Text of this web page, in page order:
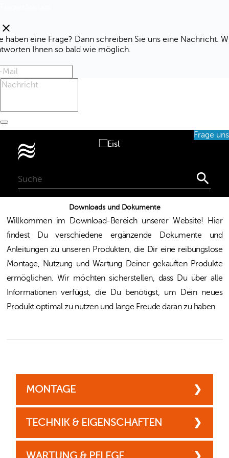
clear
haben eine Frage? Dann schreiben Sie uns eine Nachricht.
Ihnen so bald wie möglich.
Frage uns

Downloads und Dokumente
Willkommen im Download-Bereich unserer Website! Hier
findest Du verschiedene ergänzende Dokumente und
Anleitungen zu unseren Produkten, die Dir eine reibungslose
Montage, Nutzung und Wartung Deiner gekauften Produkte
ermöglichen. Wir möchten sicherstellen, dass Du über alle
Informationen verfügst, die Du benötigst, um Dein neues
Produkt optimal zu nutzen und lange Freude daran zu haben.
MONTAGE
Brausesets (pdf)
TECHNIK & EIGENSCHAFTEN